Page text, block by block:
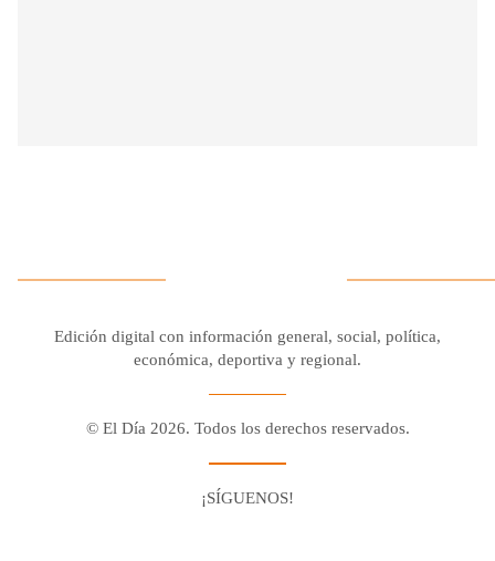
Edición digital con información general, social, política,
económica, deportiva y regional.
© El Día 2026. Todos los derechos reservados.
¡SÍGUENOS!